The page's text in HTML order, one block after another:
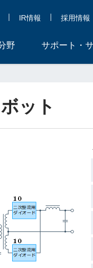
IR情報 採用情報
野 サポート・
ット